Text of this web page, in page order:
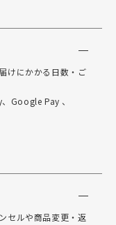
けにかかる日数・ご
Google Pay 、
セルや商品変更・返